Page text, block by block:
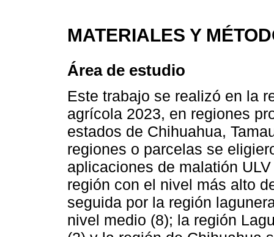
MATERIALES Y
Área de estudio
Este trabajo se realizó en la
agrícola 2023, en regiones
estados de Chihuahua,
regiones o parcelas se
aplicaciones de malatión
región con el nivel más alto
seguida por la región
nivel medio (8); la región